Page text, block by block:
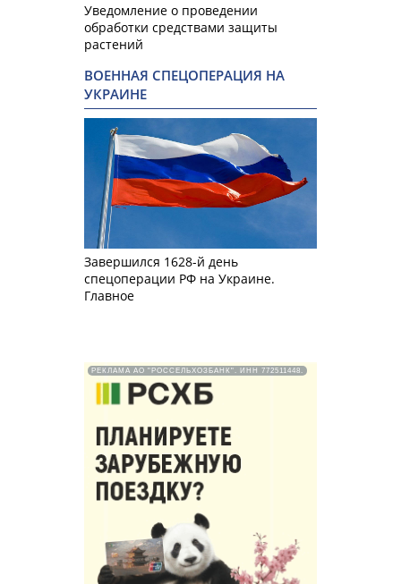
Уведомление о проведении
обработки средствами защиты
растений
ВОЕННАЯ СПЕЦОПЕРАЦИЯ НА
УКРАИНЕ
Завершился 1628-й день
спецоперации РФ на Украине.
Главное
РЕКЛАМА АО "РОССЕЛЬХОЗБАНК". ИНН 772511448.